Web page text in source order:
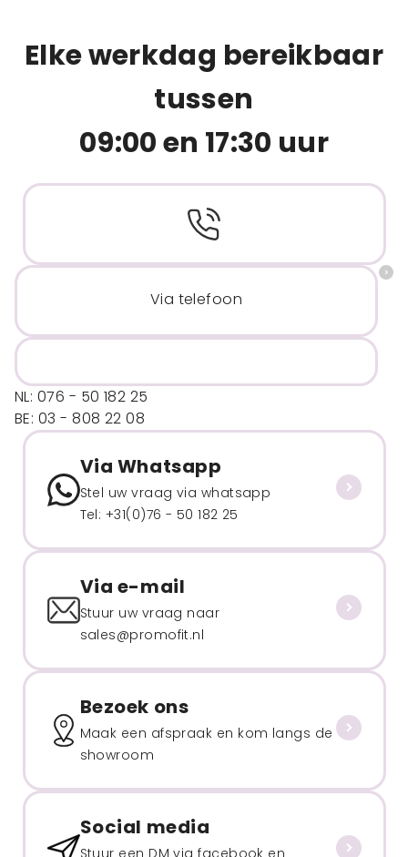
Elke werkdag bereikbaar
tussen
09:00 en 17:30 uur
Via telefoon
NL: 076 - 50 182 25
BE: 03 - 808 22 08
Via Whatsapp
Stel uw vraag via whatsapp
Tel: +31(0)76 - 50 182 25
Via e-mail
Stuur uw vraag naar
sales@promofit.nl
Bezoek ons
Maak een afspraak en kom langs de
showroom
Social media
Stuur een DM via facebook en